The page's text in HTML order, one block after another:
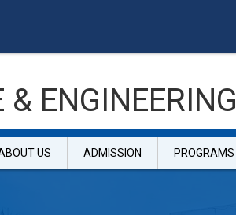
ENGINEERING
US ADMISSION PROGRAMS